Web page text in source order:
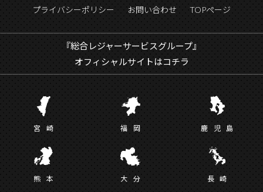
プライバシーポリシー
お問い合わせ TOPページ
『総合レジャーサービスグループ』
オフィシャルサイトはコチラ
宮 崎 福 岡 鹿児 島
熊 本 大 分 長崎